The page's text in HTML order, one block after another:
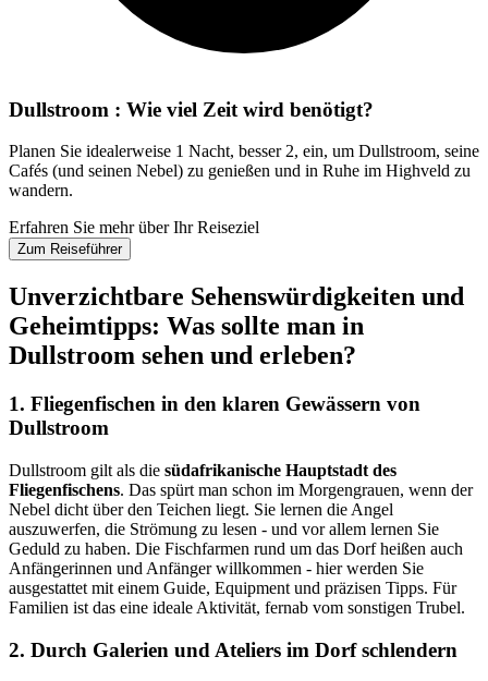
Dullstroom : Wie viel Zeit wird benötigt?
Planen Sie idealerweise 1 Nacht, besser 2, ein, um Dullstroom, seine
Cafés (und seinen Nebel) zu genießen und in Ruhe im Highveld zu
wandern.
Erfahren Sie mehr über Ihr Reiseziel
Zum Reiseführer
Unverzichtbare Sehenswürdigkeiten und
Geheimtipps: Was sollte man in
Dullstroom sehen und erleben?
1. Fliegenfischen in den klaren Gewässern von
Dullstroom
Dullstroom gilt als die südafrikanische Hauptstadt des
Fliegenfischens. Das spürt man schon im Morgengrauen, wenn der
Nebel dicht über den Teichen liegt. Sie lernen die Angel
auszuwerfen, die Strömung zu lesen - und vor allem lernen Sie
Geduld zu haben. Die Fischfarmen rund um das Dorf heißen auch
Anfängerinnen und Anfänger willkommen - hier werden Sie
ausgestattet mit einem Guide, Equipment und präzisen Tipps. Für
Familien ist das eine ideale Aktivität, fernab vom sonstigen Trubel.
2. Durch Galerien und Ateliers im Dorf schlendern